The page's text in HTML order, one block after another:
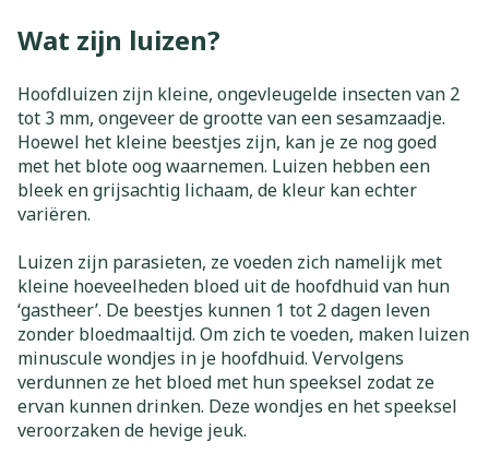
Wat zijn luizen?
Hoofdluizen zijn kleine, ongevleugelde insecten van 2
tot 3 mm, ongeveer de grootte van een sesamzaadje.
Hoewel het kleine beestjes zijn, kan je ze nog goed
met het blote oog waarnemen. Luizen hebben een
bleek en grijsachtig lichaam, de kleur kan echter
variëren.
Luizen zijn parasieten, ze voeden zich namelijk met
kleine hoeveelheden bloed uit de hoofdhuid van hun
‘gastheer’. De beestjes kunnen 1 tot 2 dagen leven
zonder bloedmaaltijd. Om zich te voeden, maken luizen
minuscule wondjes in je hoofdhuid. Vervolgens
verdunnen ze het bloed met hun speeksel zodat ze
ervan kunnen drinken. Deze wondjes en het speeksel
veroorzaken de hevige jeuk.